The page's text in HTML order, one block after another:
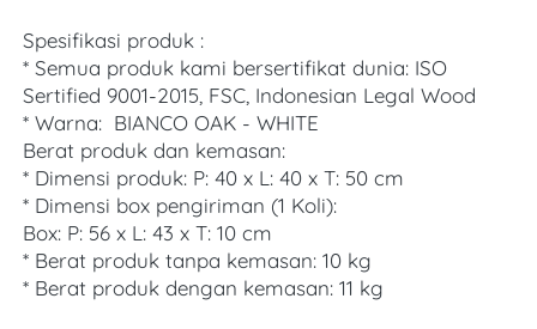
Spesifikasi produk :
* Semua produk kami bersertifikat dunia: ISO
Sertified 9001-2015, FSC, Indonesian Legal Wood
* Warna:  BIANCO OAK - WHITE
Berat produk dan kemasan:
* Dimensi produk: P: 40 x L: 40 x T: 50 cm
* Dimensi box pengiriman (1 Koli):
Box: P: 56 x L: 43 x T: 10 cm
* Berat produk tanpa kemasan: 10 kg
* Berat produk dengan kemasan: 11 kg